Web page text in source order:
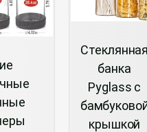
банка
Pyglass с
крышкой